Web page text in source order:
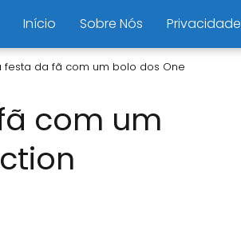
Início Sobre Nós Privacidade
festa da fã com um bolo dos One
com um